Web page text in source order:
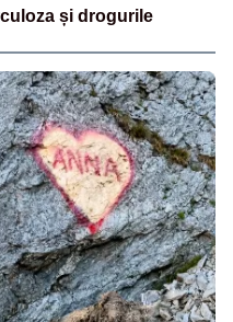
și drogurile